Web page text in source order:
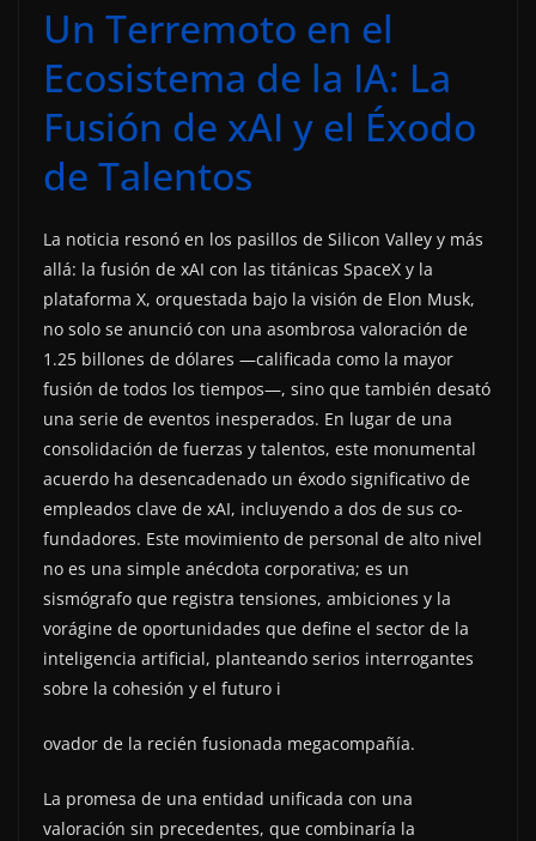
Un Terremoto en el
Ecosistema de la IA: La
Fusión de xAI y el Éxodo
de Talentos
La noticia resonó en los pasillos de Silicon Valley y más
allá: la fusión de xAI con las titánicas SpaceX y la
plataforma X, orquestada bajo la visión de Elon Musk,
no solo se anunció con una asombrosa valoración de
1.25 billones de dólares —calificada como la mayor
fusión de todos los tiempos—, sino que también desató
una serie de eventos inesperados. En lugar de una
consolidación de fuerzas y talentos, este monumental
acuerdo ha desencadenado un éxodo significativo de
empleados clave de xAI, incluyendo a dos de sus co-
fundadores. Este movimiento de personal de alto nivel
no es una simple anécdota corporativa; es un
sismógrafo que registra tensiones, ambiciones y la
vorágine de oportunidades que define el sector de la
inteligencia artificial, planteando serios interrogantes
sobre la cohesión y el futuro i
ovador de la recién fusionada megacompañía.
La promesa de una entidad unificada con una
valoración sin precedentes, que combinaría la